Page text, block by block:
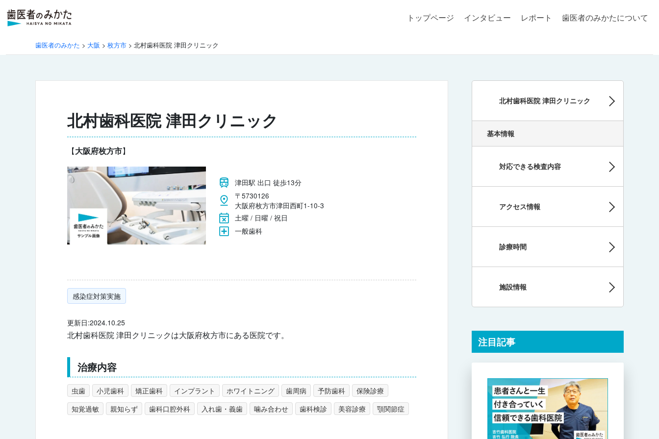
トップページ インタビュー レポート 歯医者のみかたについて
歯医者のみかた > 大阪 > 枚方市 > 北村歯科医院 津田クリニック
北村歯科医院 津田クリニック
【大阪府枚方市】
津田駅 出口 徒歩13分
〒5730126
大阪府枚方市津田西町1-10-3
土曜 / 日曜 / 祝日
一般歯科
感染症対策実施
更新日:2024.10.25
北村歯科医院 津田クリニックは大阪府枚方市にある医院です。
治療内容
虫歯 小児歯科 矯正歯科 インプラント ホワイトニング 歯周病 予防歯科
保険診療
知覚過敏
親知らず 歯科口腔外科 入れ歯・義歯 噛み合わせ 歯科検診 美容診療 顎関節症
北村歯科医院 津田クリニック
基本情報
対応できる検査内容
アクセス情報
診療時間
施設情報
注目記事